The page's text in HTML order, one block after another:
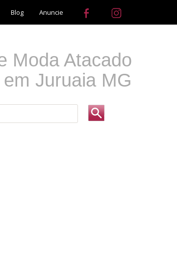
Blog Anuncie
Moda Atacado
em Juruaia MG